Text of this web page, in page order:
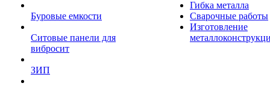
Буровые емкости
Ситовые панели для
вибросит
ЗИП
Гибка металла
Сварочные работы
Изготовление